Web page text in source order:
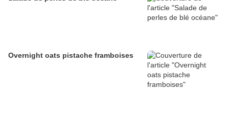
Overnight oats pistache framboises